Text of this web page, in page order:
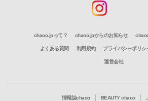
chaoo.jpって？ chaoo.jpからのお知らせ
よくある質問 利用規約 プライバシーポリシ
運営会社
情報誌chaoo BEAUTY chaoo